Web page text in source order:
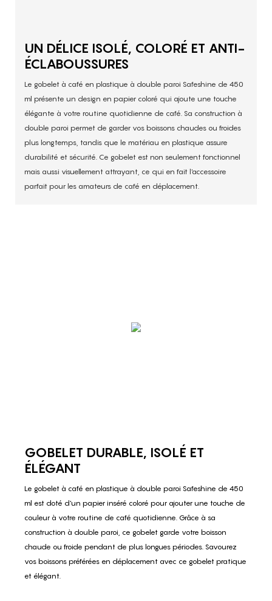
UN DÉLICE ISOLÉ, COLORÉ ET ANTI-
ÉCLABOUSSURES
Le gobelet à café en plastique à double paroi Safeshine de 450
ml présente un design en papier coloré qui ajoute une touche
élégante à votre routine quotidienne de café. Sa construction à
double paroi permet de garder vos boissons chaudes ou froides
plus longtemps, tandis que le matériau en plastique assure
durabilité et sécurité. Ce gobelet est non seulement fonctionnel
mais aussi visuellement attrayant, ce qui en fait l'accessoire
parfait pour les amateurs de café en déplacement.
GOBELET DURABLE, ISOLÉ ET
ÉLÉGANT
Le gobelet à café en plastique à double paroi Safeshine de 450
ml est doté d'un papier inséré coloré pour ajouter une touche de
couleur à votre routine de café quotidienne. Grâce à sa
construction à double paroi, ce gobelet garde votre boisson
chaude ou froide pendant de plus longues périodes. Savourez
vos boissons préférées en déplacement avec ce gobelet pratique
et élégant.